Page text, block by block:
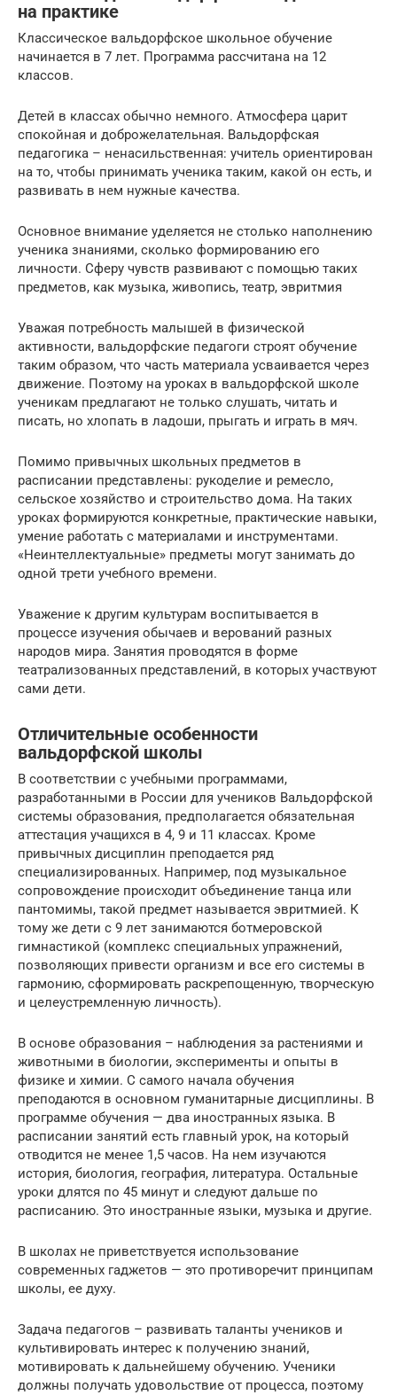
на практике
Классическое вальдорфское школьное обучение
начинается в 7 лет. Программа рассчитана на 12
классов.
Детей в классах обычно немного. Атмосфера царит
спокойная и доброжелательная. Вальдорфская
педагогика – ненасильственная: учитель ориентирован
на то, чтобы принимать ученика таким, какой он есть, и
развивать в нем нужные качества.
Основное внимание уделяется не столько наполнению
ученика знаниями, сколько формированию его
личности. Сферу чувств развивают с помощью таких
предметов, как музыка, живопись, театр, эвритмия
Уважая потребность малышей в физической
активности, вальдорфские педагоги строят обучение
таким образом, что часть материала усваивается через
движение. Поэтому на уроках в вальдорфской школе
ученикам предлагают не только слушать, читать и
писать, но хлопать в ладоши, прыгать и играть в мяч.
Помимо привычных школьных предметов в
расписании представлены: рукоделие и ремесло,
сельское хозяйство и строительство дома. На таких
уроках формируются конкретные, практические навыки,
умение работать с материалами и инструментами.
«Неинтеллектуальные» предметы могут занимать до
одной трети учебного времени.
Уважение к другим культурам воспитывается в
процессе изучения обычаев и верований разных
народов мира. Занятия проводятся в форме
театрализованных представлений, в которых участвуют
сами дети.
Отличительные особенности
вальдорфской школы
В соответствии с учебными программами,
разработанными в России для учеников Вальдорфской
системы образования, предполагается обязательная
аттестация учащихся в 4, 9 и 11 классах. Кроме
привычных дисциплин преподается ряд
специализированных. Например, под музыкальное
сопровождение происходит объединение танца или
пантомимы, такой предмет называется эвритмией. К
тому же дети с 9 лет занимаются ботмеровской
гимнастикой (комплекс специальных упражнений,
позволяющих привести организм и все его системы в
гармонию, сформировать раскрепощенную, творческую
и целеустремленную личность).
В основе образования – наблюдения за растениями и
животными в биологии, эксперименты и опыты в
физике и химии. С самого начала обучения
преподаются в основном гуманитарные дисциплины. В
программе обучения — два иностранных языка. В
расписании занятий есть главный урок, на который
отводится не менее 1,5 часов. На нем изучаются
история, биология, география, литература. Остальные
уроки длятся по 45 минут и следуют дальше по
расписанию. Это иностранные языки, музыка и другие.
В школах не приветствуется использование
современных гаджетов — это противоречит принципам
школы, ее духу.
Задача педагогов – развивать таланты учеников и
культивировать интерес к получению знаний,
мотивировать к дальнейшему обучению. Ученики
должны получать удовольствие от процесса, поэтому